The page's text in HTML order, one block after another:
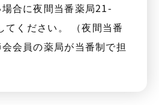
合に夜間当番薬局21-
てください。 （夜間当番
会員の薬局が当番制で担